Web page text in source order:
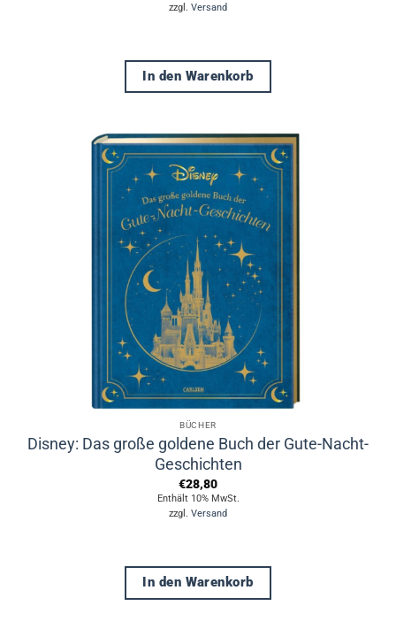
zzgl. Versand
In den Warenkorb
BÜCHER
Disney: Das große goldene Buch der Gute-Nacht-
Geschichten
€28,80
Enthält 10% MwSt.
zzgl. Versand
In den Warenkorb